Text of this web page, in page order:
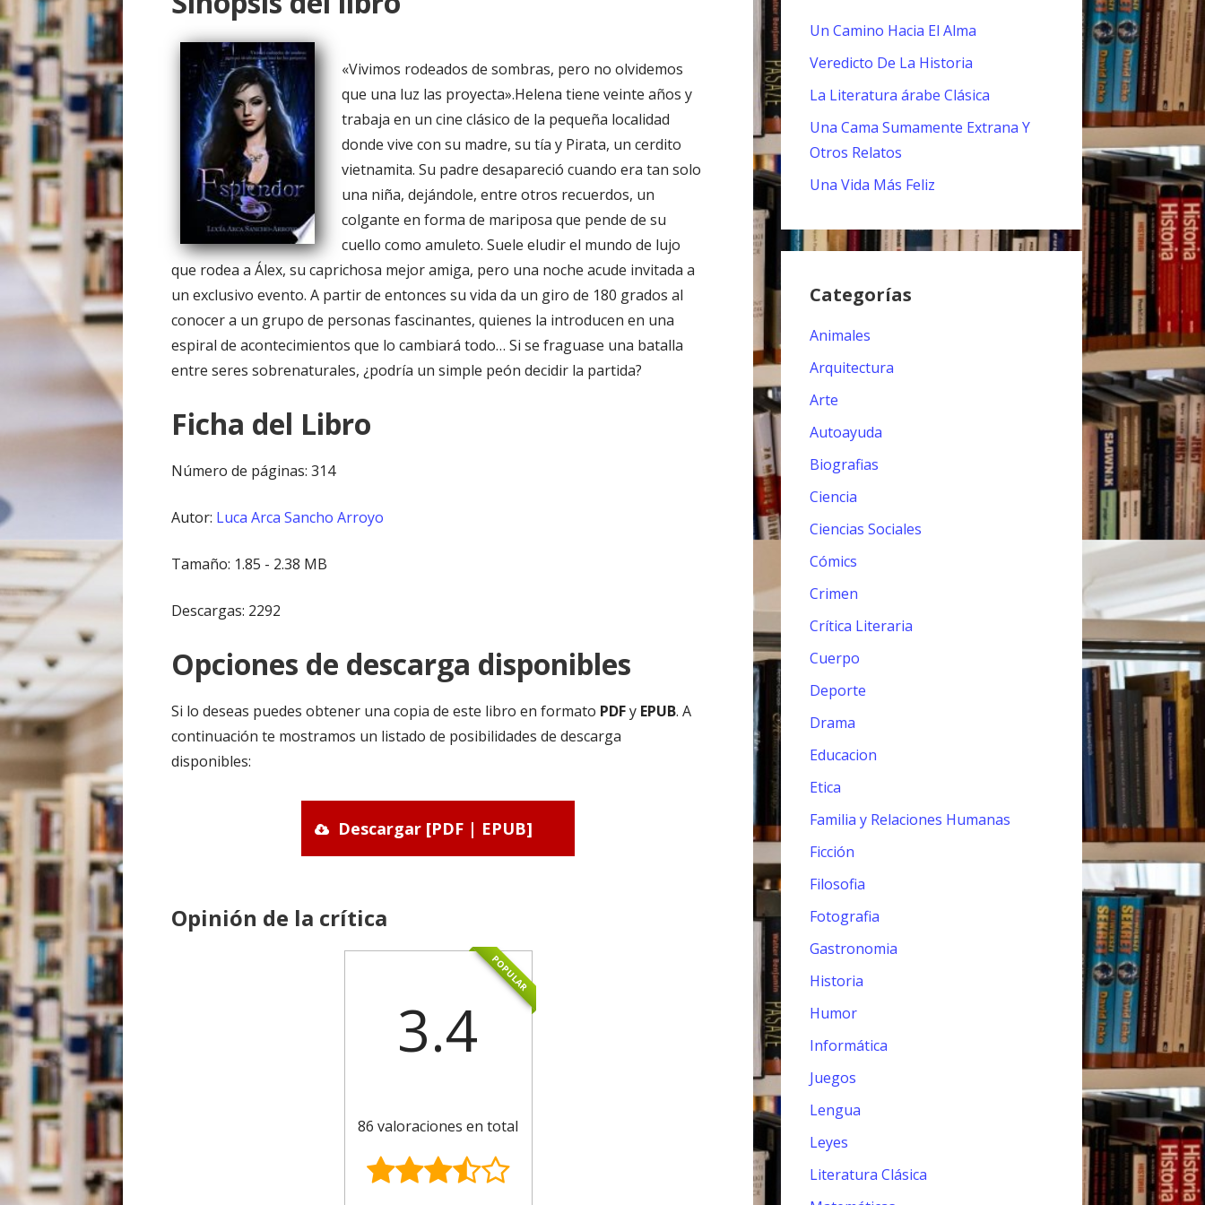
o
«Vivimos rodeados de sombras, pero no olvidemos
que una luz las proyecta».Helena tiene veinte años y
trabaja en un cine clásico de la pequeña localidad
donde vive con su madre, su tía y Pirata, un cerdito
vietnamita. Su padre desapareció cuando era tan solo
una niña, dejándole, entre otros recuerdos, un
colgante en forma de mariposa que pende de su
cuello como amuleto. Suele eludir el mundo de lujo
que rodea a Álex, su caprichosa mejor amiga, pero una noche acude invitada a
un exclusivo evento. A partir de entonces su vida da un giro de 180 grados al
conocer a un grupo de personas fascinantes, quienes la introducen en una
espiral de acontecimientos que lo cambiará todo… Si se fraguase una batalla
entre seres sobrenaturales, ¿podría un simple peón decidir la partida?
Ficha del Libro
Número de páginas: 314
Autor: Luca Arca Sancho Arroyo
Tamaño: 1.85 - 2.38 MB
Descargas: 2292
Opciones de descarga disponibles
Si lo deseas puedes obtener una copia de este libro en formato PDFy EPUB. A
continuación te mostramos un listado de posibilidades de descarga
disponibles:
Descargar [PDF | EPUB]
Opinión de la crítica
POPULAR
3.4
86 valoraciones en total
Un Camino Hacia El Alma
Veredicto De La Historia
La Literatura árabe Clásica
Una Cama Sumamente Extrana Y
Otros Relatos
Una Vida Más Feliz
Categorías
Animales
Arquitectura
Arte
Autoayuda
Biografias
Ciencia
Ciencias Sociales
Cómics
Crimen
Crítica Literaria
Cuerpo
Deporte
Drama
Educacion
Etica
Familia y Relaciones Humanas
Ficción
Filosofia
Fotografia
Gastronomia
Historia
Humor
Informática
Juegos
Lengua
Leyes
Literatura Clásica